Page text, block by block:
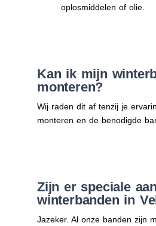
oplosmiddelen of olie.
Kan ik mijn
monteren?
Wij raden dit af tenzij je
monteren en de benodigde
Zijn er speciale
winterbanden in
Jazeker. Al onze banden zijn